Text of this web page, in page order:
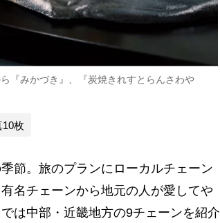
『みかづき』、『炭焼きれすとらんさわや
10枚
節。旅のプランにローカルチェーン
名チェーンから地元の人が愛してや
は中部・近畿地方の9チェーンを紹介